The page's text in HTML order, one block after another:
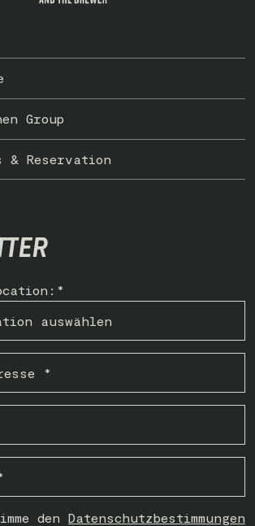
Group
& Reservation
den Datenschutzbestimmungen